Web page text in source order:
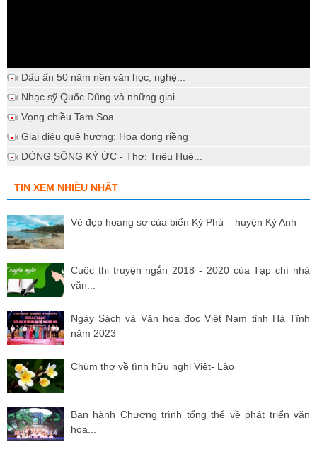
Dấu ấn 50 năm nền văn học, nghệ...
Nhạc sỹ Quốc Dũng và những giai...
Vọng chiều Tam Soa
Giai điệu quê hương: Hoa dong riềng
DÒNG SÔNG KÝ ỨC - Thơ: Triệu Huệ...
TIN XEM NHIỀU NHẤT
Vẻ đẹp hoang sơ của biển Kỳ Phú – huyện Kỳ Anh
Cuộc thi truyện ngắn 2018 - 2020 của Tạp chí nhà
văn...
Ngày Sách và Văn hóa đọc Việt Nam tỉnh Hà Tĩnh
năm 2023
Chùm thơ về tình hữu nghị Việt- Lào
Ban hành Chương trình tổng thể về phát triển văn
hóa...